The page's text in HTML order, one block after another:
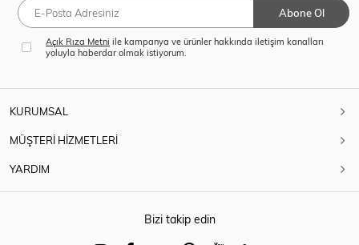
Abone Ol
Açık Rıza Metni ile kampanya ve ürünler hakkında iletişim kanalları
yoluyla haberdar olmak istiyorum.
KURUMSAL
MÜŞTERİ HİZMETLERİ
YARDIM
Bizi takip edin